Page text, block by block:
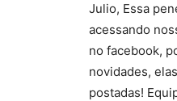
Julio, Essa
acessando
no facebook,
novidades,
postadas!